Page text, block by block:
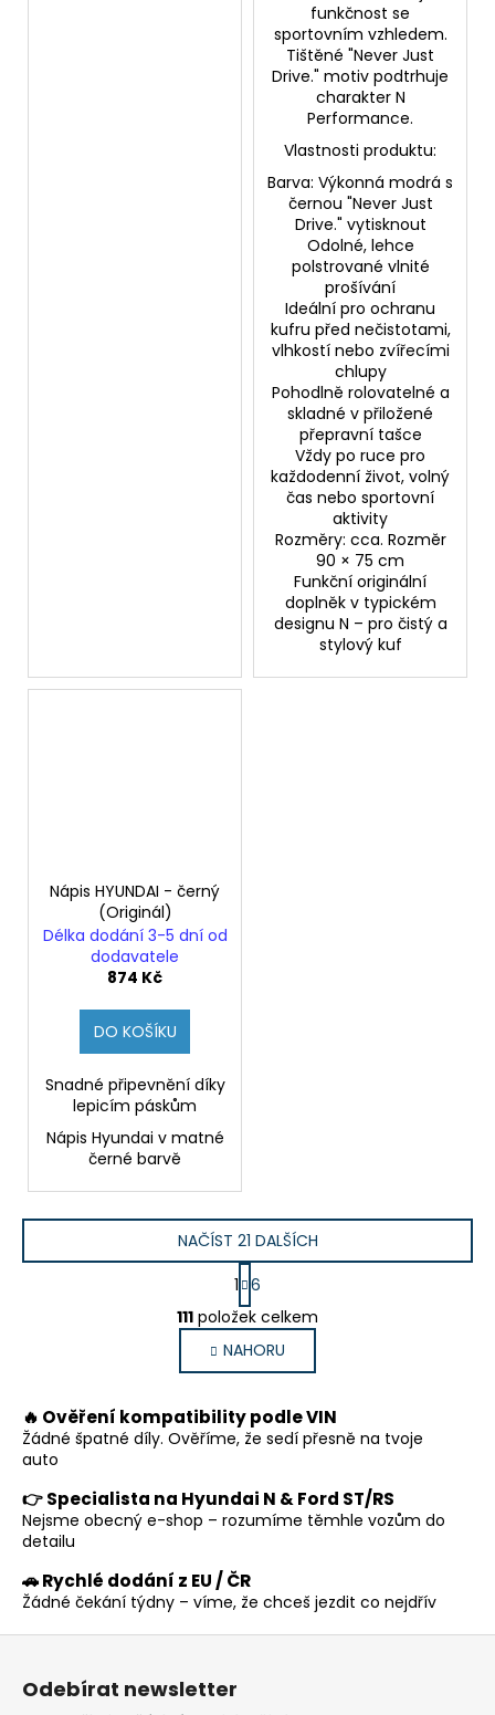
funkčnost se
sportovním vzhledem.
Tištěné "Never Just
Drive." motiv podtrhuje
charakter N
Performance.
Vlastnosti produktu:
Barva: Výkonná modrá s
černou "Never Just
Drive." vytisknout
Odolné, lehce
polstrované vlnité
prošívání
Ideální pro ochranu
kufru před nečistotami,
vlhkostí nebo zvířecími
chlupy
Pohodlně rolovatelné a
skladné v přiložené
přepravní tašce
Vždy po ruce pro
každodenní život, volný
čas nebo sportovní
aktivity
Rozměry: cca. Rozměr
90 × 75 cm
Funkční originální
doplněk v typickém
designu N – pro čistý a
stylový kuf
Nápis HYUNDAI - černý
(Originál)
Délka dodání 3-5 dní od
dodavatele
874 Kč
DO KOŠÍKU
Snadné připevnění díky
lepicím páskům
Nápis Hyundai v matné
černé barvě
O
v
l
á
a
c
p
r
k
y
NAČÍST 21 DALŠÍCH
S
t
r
á
n
k
v
á
1 6
111 položek celkem
NAHORU
🔥 Ověření kompatibility podle VIN
Žádné špatné díly. Ověříme, že sedí přesně na tvoje
auto
👉 Specialista na Hyundai N & Ford ST/RS
Nejsme obecný e-shop – rozumíme těmhle vozům do
detailu
🚗 Rychlé dodání z EU / ČR
Žádné čekání týdny – víme, že chceš jezdit co nejdřív
Z
Odebírat newsletter